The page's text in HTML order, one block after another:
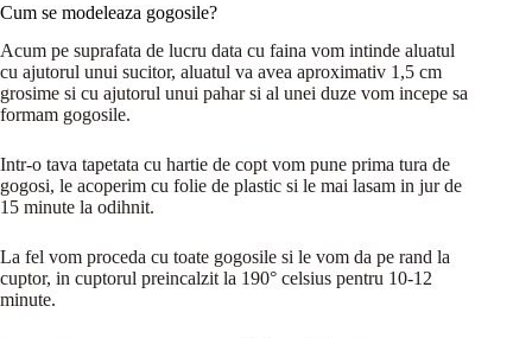
Cum se modeleaza gogosile?
Acum pe suprafata de lucru data cu faina vom intinde aluatul
cu ajutorul unui sucitor, aluatul va avea aproximativ 1,5 cm
grosime si cu ajutorul unui pahar si al unei duze vom incepe sa
formam gogosile.
Intr-o tava tapetata cu hartie de copt vom pune prima tura de
gogosi, le acoperim cu folie de plastic si le mai lasam in jur de
15 minute la odihnit.
La fel vom proceda cu toate gogosile si le vom da pe rand la
cuptor, in cuptorul preincalzit la 190° celsius pentru 10-12
minute.